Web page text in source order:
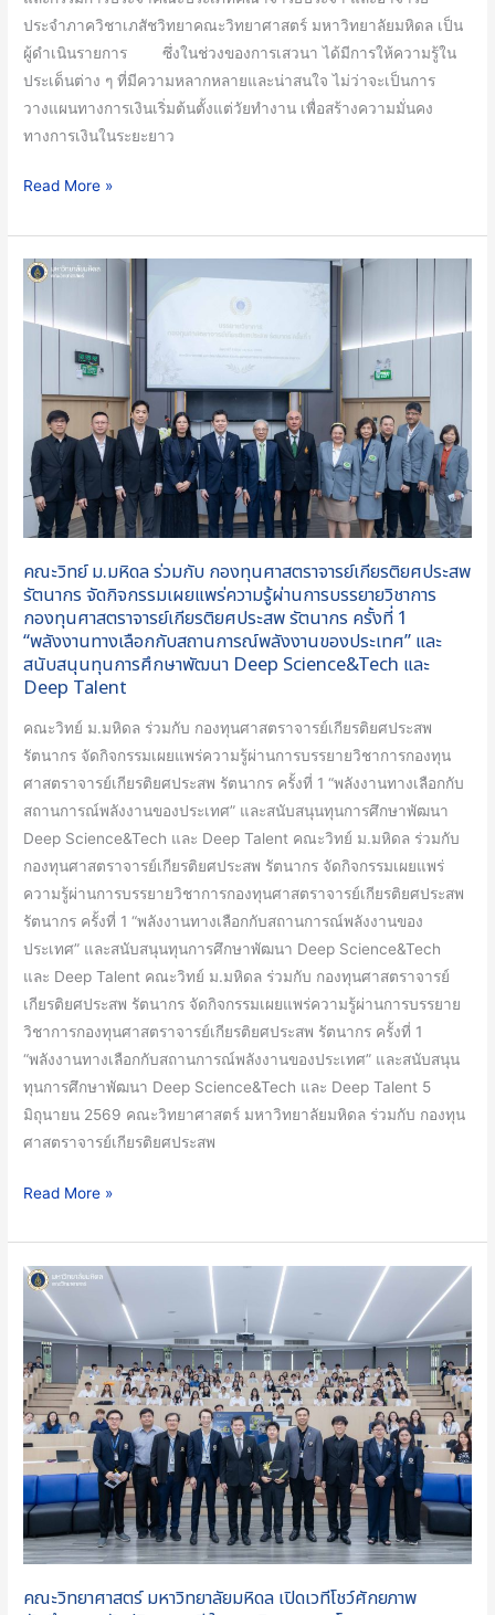
ประจำภาควิชาเภสัชวิทยาคณะวิทยาศาสตร์ มหาวิทยาลัยมหิดล เป็น
ผู้ดำเนินรายการ ซึ่งในช่วงของการเสวนา ได้มีการให้ความรู้ใน
ประเด็นต่าง ๆ ที่มีความหลากหลายและน่าสนใจ ไม่ว่าจะเป็นการ
วางแผนทางการเงินเริ่มต้นตั้งแต่วัยทำงาน เพื่อสร้างความมั่นคง
ทางการเงินในระยะยาว
ความ
รู้
ความ
เข้าใจ
ใน
ด้าน
วางแผน
การ
ลงทุน
วางแผน
เพื่อ
การ
เกษียณ
อายุ
งาน
บุคลากร
Read More »
คณะวิทย์ ม.มหิดล ร่วมกับ กองทุนศาสตราจารย์เกียรติยศประสพ
รัตนากร จัดกิจกรรมเผยแพร่ความรู้ผ่านการบรรยายวิชาการ
กองทุนศาสตราจารย์เกียรติยศประสพ รัตนากร ครั้งที่ 1
“พลังงานทางเลือกกับสถานการณ์พลังงานของประเทศ” และ
สนับสนุนทุนการศึกษาพัฒนา Deep Science&Tech และ
Deep Talent
คณะวิทย์ ม.มหิดล ร่วมกับ กองทุนศาสตราจารย์เกียรติยศประสพ
รัตนากร จัดกิจกรรมเผยแพร่ความรู้ผ่านการบรรยายวิชาการกองทุน
ศาสตราจารย์เกียรติยศประสพ รัตนากร ครั้งที่ 1 “พลังงานทางเลือกกับ
สถานการณ์พลังงานของประเทศ” และสนับสนุนทุนการศึกษาพัฒนา
Deep Science&Tech และ Deep Talent คณะวิทย์ ม.มหิดล ร่วมกับ
กองทุนศาสตราจารย์เกียรติยศประสพ รัตนากร จัดกิจกรรมเผยแพร่
ความรู้ผ่านการบรรยายวิชาการกองทุนศาสตราจารย์เกียรติยศประสพ
รัตนากร ครั้งที่ 1 “พลังงานทางเลือกกับสถานการณ์พลังงานของ
ประเทศ” และสนับสนุนทุนการศึกษาพัฒนา Deep Science&Tech
และ Deep Talent คณะวิทย์ ม.มหิดล ร่วมกับ กองทุนศาสตราจารย์
เกียรติยศประสพ รัตนากร จัดกิจกรรมเผยแพร่ความรู้ผ่านการบรรยาย
วิชาการกองทุนศาสตราจารย์เกียรติยศประสพ รัตนากร ครั้งที่ 1
“พลังงานทางเลือกกับสถานการณ์พลังงานของประเทศ” และสนับสนุน
ทุนการศึกษาพัฒนา Deep Science&Tech และ Deep Talent 5
มิถุนายน 2569 คณะวิทยาศาสตร์ มหาวิทยาลัยมหิดล ร่วมกับ กองทุน
ศาสตราจารย์เกียรติยศประสพ
คณะ
ม.มหิดล
กองทุน
ศาสตราจารย์
เกียรติยศ
ประสพ
รัตนากร
กิจกรรม
เผย
แพร่
ความ
รู้
ศาสตราจารย์
เกียรติยศ
ประสพ
เลือก
กับ
ประเทศ”
และ
สนับสนุน
ทุน
การ
ศึกษา
พัฒนา
Deep
Science&Tech
และ
Deep
Talent
Read More »
คณะวิทยาศาสตร์ มหาวิทยาลัยมหิดล เปิดเวทีโชว์ศักยภาพ
คณะ
วิทยาศาสตร์
มหาวิทยาลัย
มหิดล
เปิด
เวที
โชว์
ศักยภาพ
นักศึกษา
ปริญญา
ใน